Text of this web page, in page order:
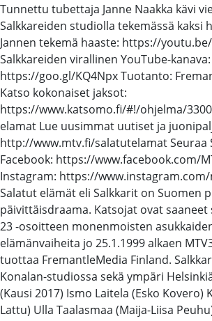
Tunnettu tubettaja Janne Naakka kävi
Salkkareiden studiolla tekemässä kaksi
Jannen tekemä haaste: https://
Salkkareiden virallinen YouTube-kanava:
https://goo.gl/KQ4Npx Tuotanto:
Katso kokonaiset jaksot:
https://www.katsomo.fi/#!/ohjelma/
elamat Lue uusimmat uutiset ja
http://www.mtv.fi/salatutelamat Seuraa
Facebook: https://www.facebook.com/
Instagram: https://
Salatut elämät eli Salkkarit on Suomen
päivittäisdraama. Katsojat ovat
23 -osoitteen monenmoisten
elämänvaiheita jo 25.1.1999 alkaen
tuottaa FremantleMedia Finland.
Konalan-studiossa sekä ympäri
(Kausi 2017) Ismo Laitela (Esko Kovero)
Lattu) Ulla Taalasmaa (Maija-Liisa